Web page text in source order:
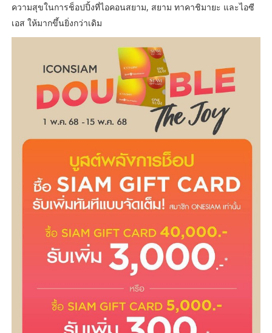
ความสุขในการช็อปปิ้งที่ไอคอนสยาม, สยาม ทาคาชิมายะ และไอซี
เอส ให้มากขึ้นยิ่งกว่าเดิม